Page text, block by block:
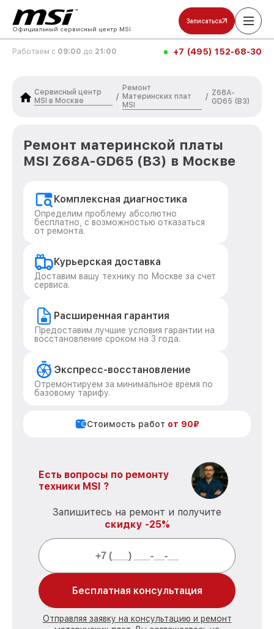
Официальный сервисный центр MSI
Записаться
Работаем с 09:00 до 21:00 +7 (495) 152-68-30
Сервисный центр
MSI в Москве
/
Ремонт
Материнских плат
MSI
/ Z68A-
GD65 (B3)
Ремонт материнской платы
MSI Z68A-GD65 (B3) в Москве
Комплексная диагностика
Определим проблему абсолютно
бесплатно, с возможностью отказаться
от ремонта.
Курьерская доставка
Доставим вашу технику по Москве за счет
сервиса.
Расширенная гарантия
Предоставим лучшие условия гарантии на
восстановление сроком на 3 года.
Экспресс-восстановление
Отремонтируем за минимальное время по
базовому тарифу.
Стоимость работ от 90₽
Есть вопросы по ремонту
техники MSI ?
Запишитесь на ремонт и получите
скидку -25%
Бесплатная консультация
Отправляя заявку на консультацию и ремонт